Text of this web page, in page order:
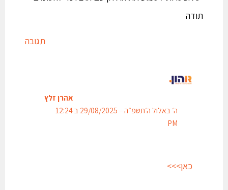
תודה
תגובה
אהרן זלץ
ה׳ באלול ה׳תשפ״ה – 29/08/2025 ב 12:24
PM
כאן>>>